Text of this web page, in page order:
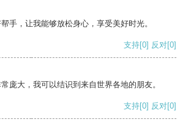
手，让我能够放松身心，享受美好时光。
支持[0] 反对[0]
庞大，我可以结识到来自世界各地的朋友。
支持[0] 反对[0]